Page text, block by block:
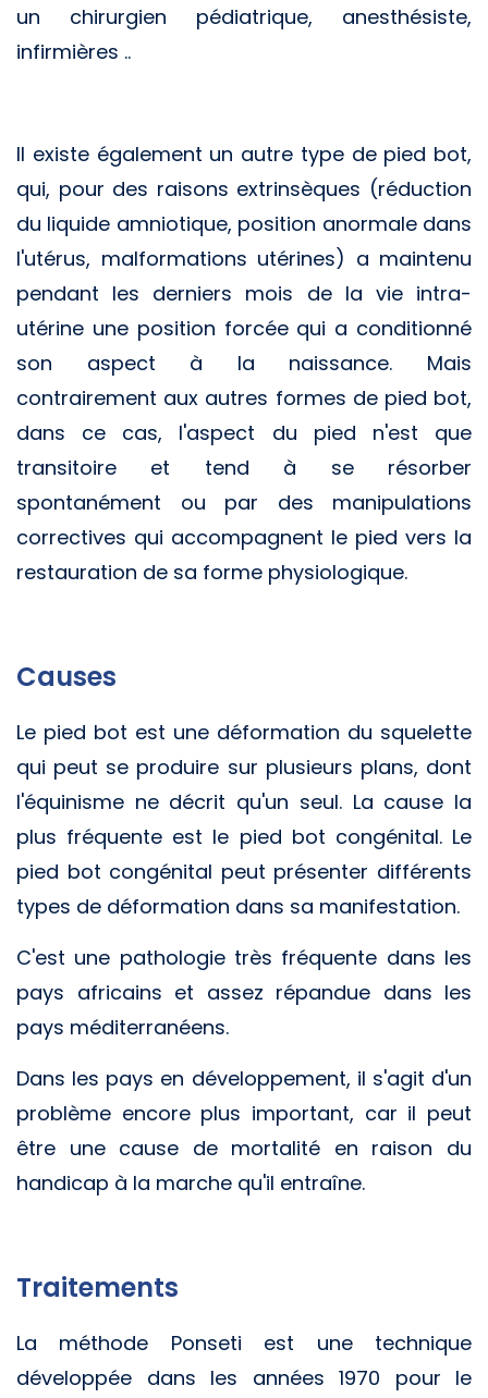
un chirurgien pédiatrique, anesthésiste,
infirmières ..
Il existe également un autre type de pied bot,
qui, pour des raisons extrinsèques (réduction
du liquide amniotique, position anormale dans
l'utérus, malformations utérines) a maintenu
pendant les derniers mois de la vie intra-
utérine une position forcée qui a conditionné
son aspect à la naissance. Mais
contrairement aux autres formes de pied bot,
dans ce cas, l'aspect du pied n'est que
transitoire et tend à se résorber
spontanément ou par des manipulations
correctives qui accompagnent le pied vers la
restauration de sa forme physiologique.
Causes
Le pied bot est une déformation du squelette
qui peut se produire sur plusieurs plans, dont
l'équinisme ne décrit qu'un seul. La cause la
plus fréquente est le pied bot congénital. Le
pied bot congénital peut présenter différents
types de déformation dans sa manifestation.
C'est une pathologie très fréquente dans les
pays africains et assez répandue dans les
pays méditerranéens.
Dans les pays en développement, il s'agit d'un
problème encore plus important, car il peut
être une cause de mortalité en raison du
handicap à la marche qu'il entraîne.
Traitements
La méthode Ponseti est une technique
développée dans les années 1970 pour le